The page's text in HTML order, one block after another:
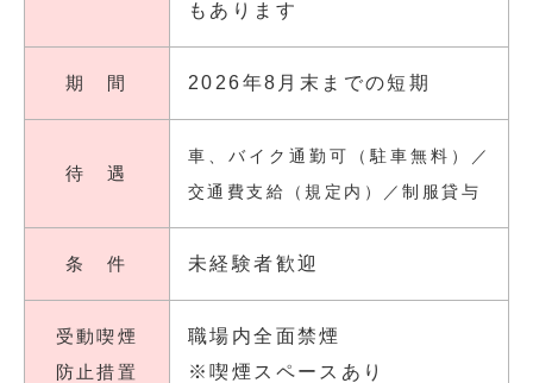
もあります
期 間 2026年8月末までの短期
待 遇
車、バイク通勤可（駐車無料）／
交通費支給（規定内）／制服貸与
条 件 未経験者歓迎
受動喫煙
防止措置
職場内全面禁煙
※喫煙スペースあり